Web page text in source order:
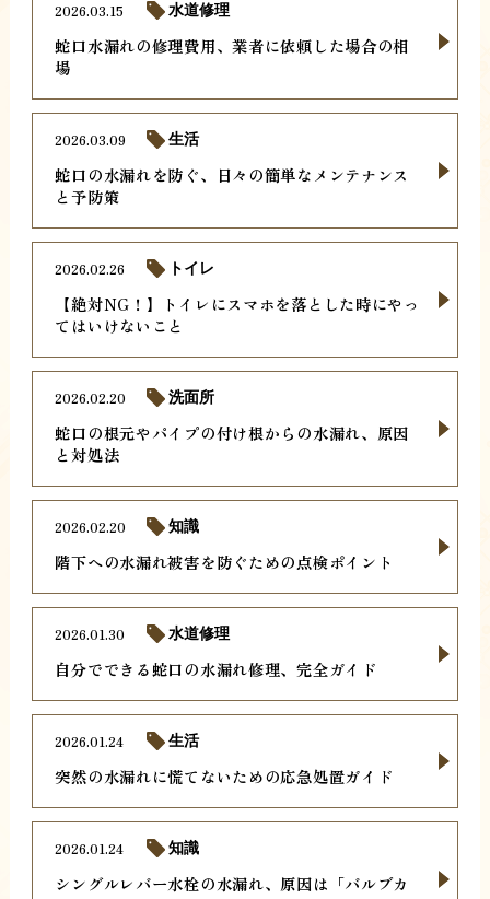
蛇口水漏れの修理費用、業者に依頼した場合の相
場
2026.03.15 水道修理
蛇口の水漏れを防ぐ、日々の簡単なメンテナンス
と予防策
2026.03.09 生活
【絶対NG！】トイレにスマホを落とした時にやっ
てはいけないこと
2026.02.26 トイレ
蛇口の根元やパイプの付け根からの水漏れ、原因
と対処法
2026.02.20 洗面所
階下への水漏れ被害を防ぐための点検ポイント
2026.02.20 知識
自分でできる蛇口の水漏れ修理、完全ガイド
2026.01.30 水道修理
突然の水漏れに慌てないための応急処置ガイド
2026.01.24 生活
シングルレバー水栓の水漏れ、原因は「バルブカ
2026.01.24 知識